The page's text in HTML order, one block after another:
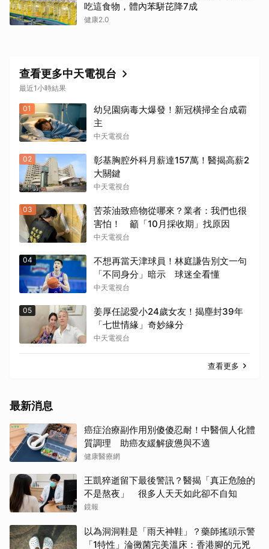
吃這食物，體內苯駢芘降7成
健康2.0
查看更多中天電視台
最近1小時結果
01
幼兒園病毒大爆發！新冠橫掃全台成霸
主
中天電視台
02
彰基胸腔外科月薪達157萬！醫揭高薪2
大關鍵
中天電視台
03
苦茶油致癌物從哪來？業者：我們也很
害怕！ 籲「10月採收期」找原因
中天電視台
04
不想再當天津球員！林庭謙告別文一句
「不同身分」暗示 球迷全看懂
中天電視台
05
姜厚任認愛小24歲女友！揭塵封39年
「七世情緣」奇妙緣分
中天電視台
查看更多
最新消息
癌症治療副作用別傻傻忍耐！中醫個人化體
質調理 助癌友緩解疲憊與不適
健康醫療網
王凱猝逝留下最後警訊？醫揭「真正危險的
不是熬夜」 很多人天天如此卻不自知
鏡報
以為洞洞鞋是「雨天神鞋」？藥師搖頭示警
「1特性」淪黴菌完美溫床：香港腳的元兇